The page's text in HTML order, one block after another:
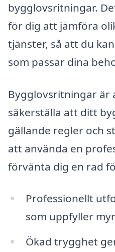
bygglovsritningar.
för dig att jämföra
tjänster, så att du
som passar dina
Bygglovsritningar är
säkerställa att ditt
gällande regler och
att använda en
förvänta dig en rad
Professionellt
som uppfyller
Ökad trygghet